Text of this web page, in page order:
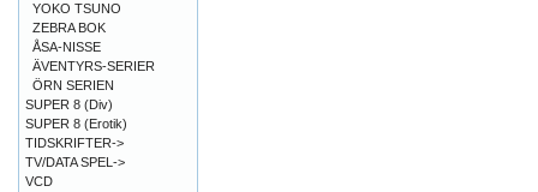
YOKO TSUNO
ZEBRA BOK
ÅSA-NISSE
ÄVENTYRS-SERIER
ÖRN SERIEN
SUPER 8 (Div)
SUPER 8 (Erotik)
TIDSKRIFTER->
TV/DATA SPEL->
VCD